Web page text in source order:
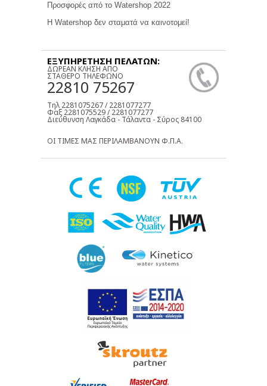
Προσφορές από το Watershop 2022
Η Watershop δεν σταματά να καινοτομεί!
ΕΞΥΠΗΡΕΤΗΣΗ ΠΕΛΑΤΩΝ:
ΔΩΡΕΑΝ ΚΛΗΣΗ ΑΠΟ
ΣΤΑΘΕΡΟ ΤΗΛΕΦΩΝΟ
22810 75267
Τηλ 2281075267 / 2281077277
Φαξ 2281075529 / 2281077277
Διεύθυνση Λαγκάδα - Τάλαντα - Σύρος 84100
ΟΙ ΤΙΜΕΣ ΜΑΣ ΠΕΡΙΛΑΜΒΑΝΟΥΝ Φ.Π.Α.